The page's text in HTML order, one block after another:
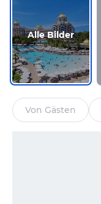
Alle Bilder
Von Gästen